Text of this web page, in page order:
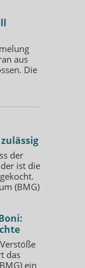
aus
Die
der
ist die
(BMG)
das
ein